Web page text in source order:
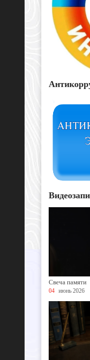
Свеча памяти
04 июнь 2026